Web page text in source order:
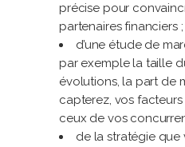
précise pour
partenaires financiers ;
d’une étude de
par exemple la taille
évolutions, la part de
capterez, vos
ceux de vos
de la stratégie que